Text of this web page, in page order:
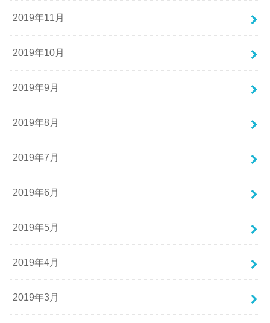
2019年11月
2019年10月
2019年9月
2019年8月
2019年7月
2019年6月
2019年5月
2019年4月
2019年3月